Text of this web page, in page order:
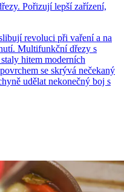
Pořizují lepší zařízení,
revoluci při vaření a na
Multifunkční dřezy s
hitem moderních
se skrývá nečekaný
udělat nekonečný boj s